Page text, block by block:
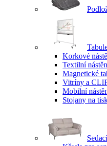
Korkové
Textilní
Magnetické
Vitríny a
Mobilní
Stojany na